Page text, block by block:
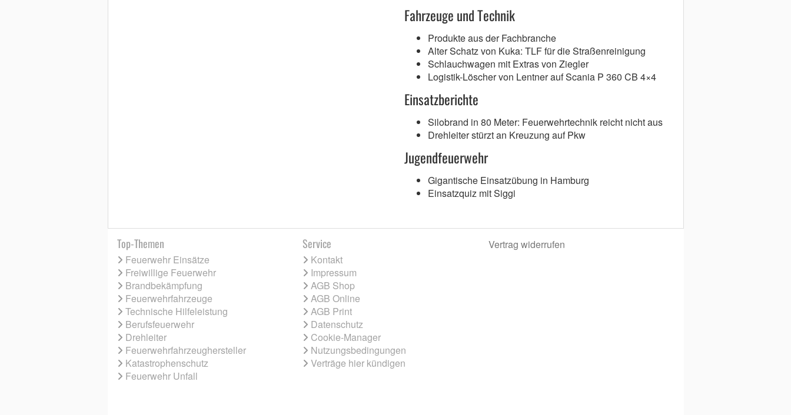
Fahrzeuge und Technik
Produkte aus der Fachbranche
Alter Schatz von Kuka: TLF für die Straßenreinigung
Schlauchwagen mit Extras von Ziegler
Logistik-Löscher von Lentner auf Scania P 360 CB 4×4
Einsatzberichte
Silobrand in 80 Meter: Feuerwehrtechnik reicht nicht aus
Drehleiter stürzt an Kreuzung auf Pkw
Jugendfeuerwehr
Gigantische Einsatzübung in Hamburg
Einsatzquiz mit Siggi
Top-Themen
Feuerwehr Einsätze
Freiwillige Feuerwehr
Brandbekämpfung
Feuerwehrfahrzeuge
Technische Hilfeleistung
Berufsfeuerwehr
Drehleiter
Feuerwehrfahrzeughersteller
Katastrophenschutz
Feuerwehr Unfall
Service
Kontakt
Impressum
AGB Shop
AGB Online
AGB Print
Datenschutz
Cookie-Manager
Nutzungsbedingungen
Verträge hier kündigen
Vertrag widerrufen